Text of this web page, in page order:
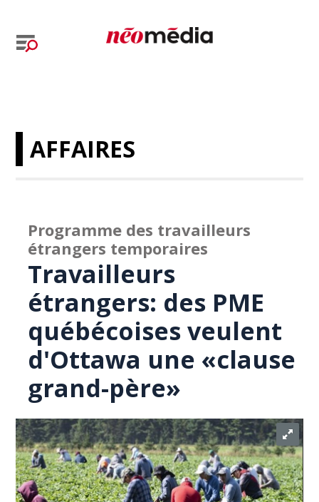
AFFAIRES
Programme des travailleurs
étrangers temporaires
Travailleurs
étrangers: des PME
québécoises veulent
d'Ottawa une «clause
grand-père»